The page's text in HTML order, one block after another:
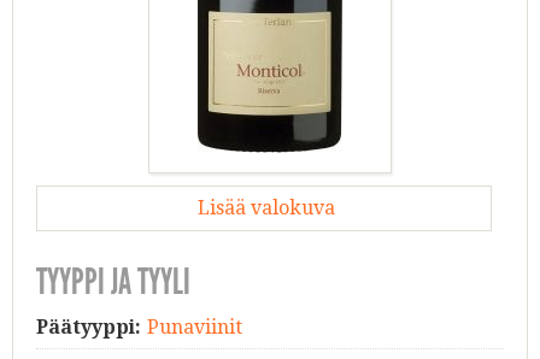
Lisää valokuva
TYYPPI JA TYYLI
Päätyyppi: Punaviinit